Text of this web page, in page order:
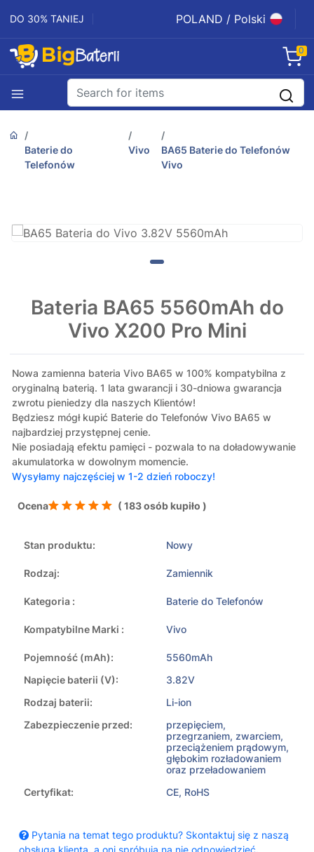
DO 30% TANIEJ POLAND / Polski
0
Baterie do
Telefonów
Vivo
BA65 Baterie do Telefonów
Vivo
Bateria BA65 5560mAh do
Vivo X200 Pro Mini
Nowa zamienna bateria Vivo BA65 w 100% kompatybilna z
oryginalną baterią. 1 lata gwarancji i 30-dniowa gwarancja
zwrotu pieniedzy dla naszych Klientów!
Będziesz mógł kupić Baterie do Telefonów Vivo BA65 w
najbardziej przystępnej cenie.
Nie posiadają efektu pamięci - pozwala to na doładowywanie
akumulatorka w dowolnym momencie.
Wysyłamy najczęściej w 1-2 dzień roboczy!
Ocena ( 183 osób kupiło )
Stan produktu: Nowy
Rodzaj: Zamiennik
Kategoria : Baterie do Telefonów
Kompatybilne Marki : Vivo
Pojemność (mAh):
5560mAh
Napięcie baterii (V):
3.82V
Rodzaj baterii:
Li-ion
Zabezpieczenie przed:
przepięciem,
przegrzaniem, zwarciem,
przeciążeniem prądowym,
głębokim rozładowaniem
oraz przeładowaniem
Certyfikat:
CE, RoHS
Pytania na temat tego produktu? Skontaktuj się z naszą
obsługą klienta, a oni spróbują na nie odpowiedzieć.